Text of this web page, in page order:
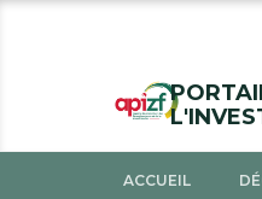
ACCUEIL